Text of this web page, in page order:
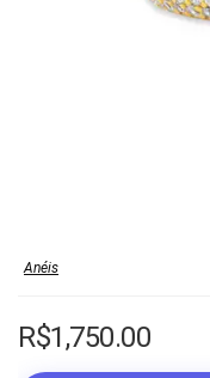
Anéis
R$1,750.00